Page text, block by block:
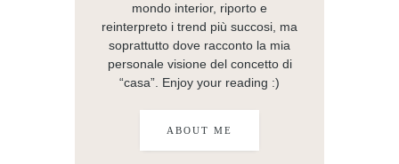
mondo interior, riporto e
reinterpreto i trend più succosi, ma
soprattutto dove racconto la mia
personale visione del concetto di
“casa”. Enjoy your reading :)
ABOUT ME